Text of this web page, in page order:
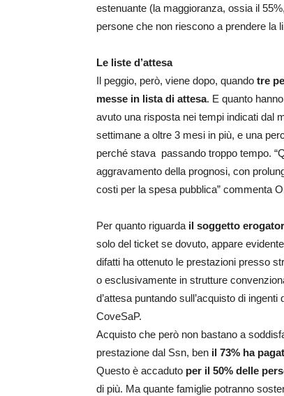
estenuante (la maggioranza, ossia il
persone che non riescono a prendere la
Le liste d’attesa
Il peggio, però, viene dopo, quando tre
messe in lista di attesa. E quanto
avuto una risposta nei tempi indicati dal
settimane a oltre 3 mesi in più, e una
perché stava passando troppo tempo.
aggravamento della prognosi, con
costi per la spesa pubblica” commenta
Per quanto riguarda il soggetto
solo del ticket se dovuto, appare
difatti ha ottenuto le prestazioni presso
o esclusivamente in strutture
d’attesa puntando sull’acquisto di
CoveSaP.
Acquisto che però non bastano a
prestazione dal Ssn, ben il 73% ha
Questo è accaduto per il 50% delle
di più. Ma quante famiglie potranno